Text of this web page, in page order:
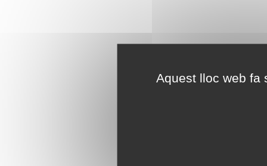
Aquest lloc web fa